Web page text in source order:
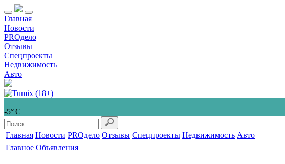
Главная
Новости
PROдело
Отзывы
Спецпроекты
Недвижимость
Авто
-5° С
Главная Новости PROдело Отзывы Спецпроекты Недвижимость Авто
Главное Объявления